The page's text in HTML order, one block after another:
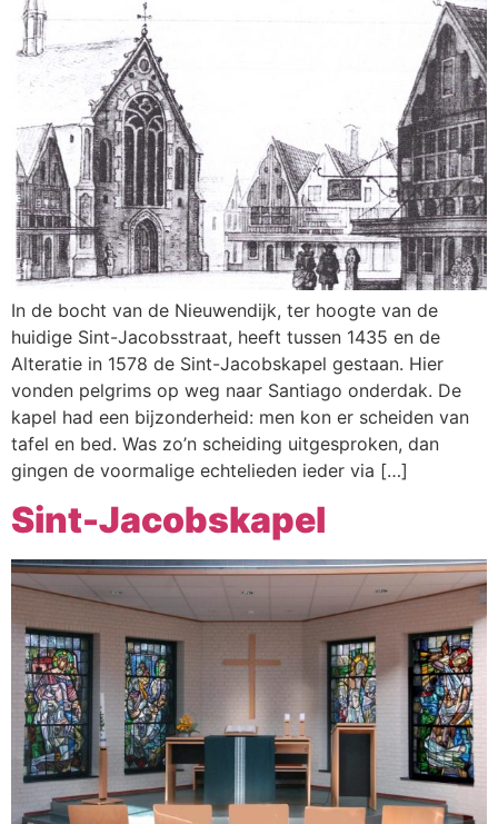
In de bocht van de Nieuwendijk, ter hoogte van de
huidige Sint-Jacobsstraat, heeft tussen 1435 en de
Alteratie in 1578 de Sint-Jacobskapel gestaan. Hier
vonden pelgrims op weg naar Santiago onderdak. De
kapel had een bijzonderheid: men kon er scheiden van
tafel en bed. Was zo’n scheiding uitgesproken, dan
gingen de voormalige echtelieden ieder via […]
Sint-Jacobskapel